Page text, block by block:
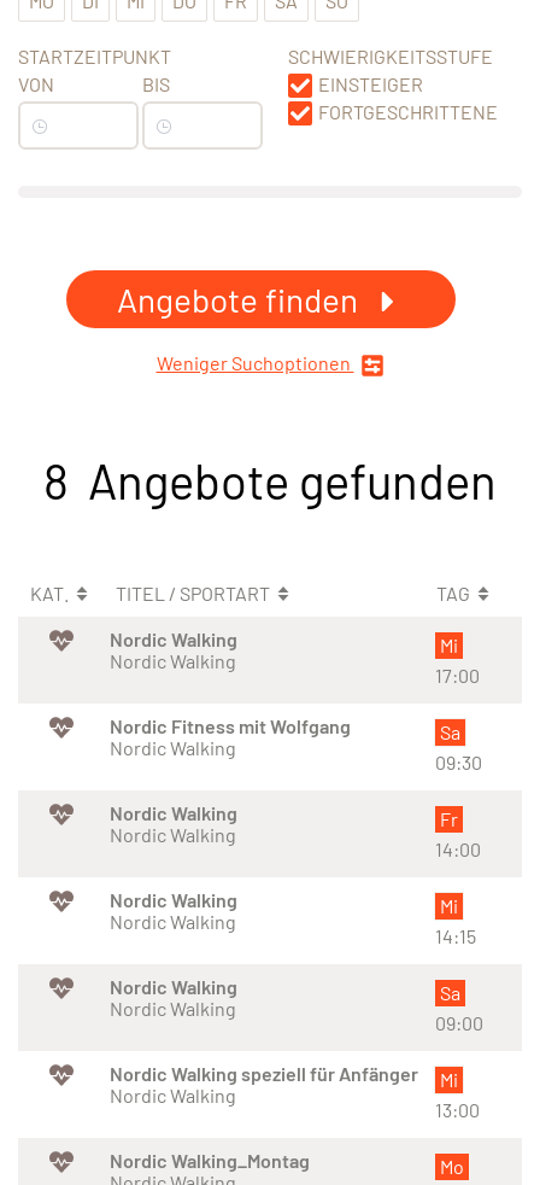
STARTZEITPUNKT
VON
BIS
SCHWIERIGKEITSSTUFE
EINSTEIGER
FORTGESCHRITTENE
Angebote finden
Weniger Suchoptionen
8 Angebote gefunden
KAT. TITEL / SPORTART
TAG
Nordic Walking
Nordic Walking
Mi
17:00
Nordic Fitness mit Wolfgang
Nordic Walking
Sa
09:30
Nordic Walking
Nordic Walking
Fr
14:00
Nordic Walking
Nordic Walking
Mi
14:15
Nordic Walking
Nordic Walking
Sa
09:00
Nordic Walking speziell für Anfänger
Nordic Walking
Mi
13:00
Nordic Walking_Montag
Mo